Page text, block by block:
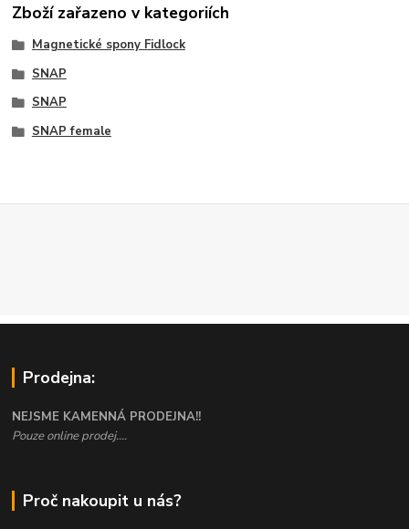
Zboží zařazeno v kategoriích
Magnetické spony Fidlock
SNAP
SNAP
SNAP female
Prodejna:
NEJSME KAMENNÁ PRODEJNA!!
Pouze online prodej....
Proč nakoupit u nás?